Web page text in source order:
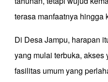
terasa manfaatnya hingga
Di Desa Jampu, harapan
yang mulai terbuka, akses
fasilitas umum yang